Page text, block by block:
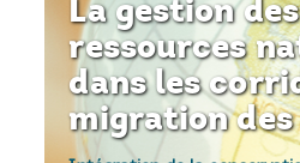
La gestion des
ressources
dans les
migration